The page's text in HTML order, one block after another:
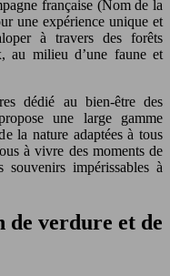
française (Nom de la
une expérience unique et
à travers des forêts
au milieu d’une faune et
dédié au bien-être des
une large gamme
la nature adaptées à tous
à vivre des moments de
souvenirs impérissables à
verdure et de